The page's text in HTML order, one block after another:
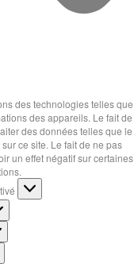
des technologies telles que
des appareils. Le fait de
des données telles que le
ce site. Le fait de ne pas
un effet négatif sur certaines